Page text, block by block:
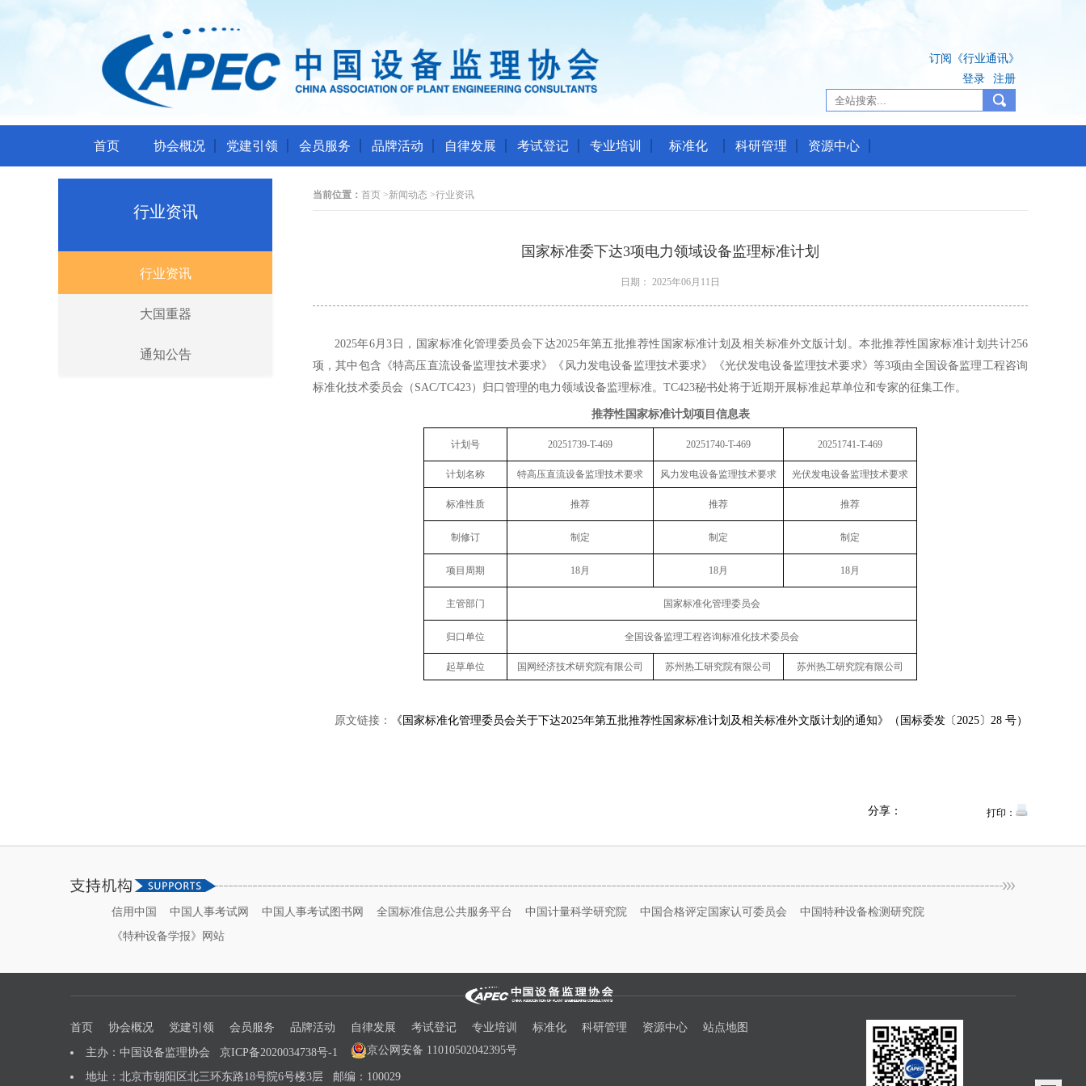
订阅《行业通讯》
注册
登录
首页 协会概况 党建引领 会员服务 品牌活动 自律发展 考试登记 专业培训 标准化 科研管理 资源中心
行业资讯
行业资讯
大国重器
通知公告
当前位置： 首页 >新闻动态 >行业资讯
国家标准委下达3项电力领域设备监理标准计划
日期： 2025年06月11日
2025年6月3日，国家标准化管理委员会下达2025年第五批推荐性国家标准计划及相关标准外文版计划。本批推荐性国家标准计划共计256
项，其中包含《特高压直流设备监理技术要求》《风力发电设备监理技术要求》《光伏发电设备监理技术要求》等3项由全国设备监理工程咨询
标准化技术委员会（SAC/TC423）归口管理的电力领域设备监理标准。TC423秘书处将于近期开展标准起草单位和专家的征集工作。
推荐性国家标准计划项目信息表
计划号 20251739-T-469 20251740-T-469 20251741-T-469
计划名称 特高压直流设备监理技术要求 风力发电设备监理技术要求 光伏发电设备监理技术要求
标准性质 推荐 推荐 推荐
制修订 制定 制定 制定
项目周期 18月 18月 18月
主管部门 国家标准化管理委员会
归口单位 全国设备监理工程咨询标准化技术委员会
起草单位 国网经济技术研究院有限公司 苏州热工研究院有限公司 苏州热工研究院有限公司
原文链接： 《国家标准化管理委员会关于下达2025年第五批推荐性国家标准计划及相关标准外文版计划的通知》（国标委发〔2025〕28 号）
打印：
分享：
信用中国 中国人事考试网 中国人事考试图书网 全国标准信息公共服务平台 中国计量科学研究院 中国合格评定国家认可委员会
中国特种设备检测研究院
《特种设备学报》网站
首页 协会概况 党建引领 会员服务 品牌活动 自律发展 考试登记 专业培训 标准化 科研管理 资源中心 站点地图
主办：中国设备监理协会 京ICP备2020034738号-1 京公网安备 11010502042395号
地址：北京市朝阳区北三环东路18号院6号楼3层 邮编：100029